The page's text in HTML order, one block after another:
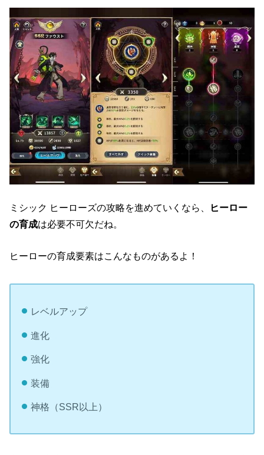
ミシック ヒーローズの攻略を進めていくなら、
ヒーロー
の育成は必要不可欠だね。
ヒーローの育成要素はこんなものがあるよ！
レベルアップ
進化
強化
装備
神格（SSR以上）